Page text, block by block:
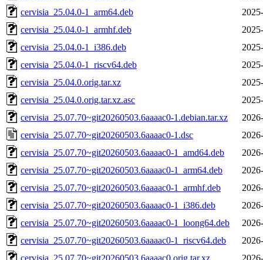
cervisia_25.04.0-1_arm64.deb
cervisia_25.04.0-1_armhf.deb
cervisia_25.04.0-1_i386.deb
cervisia_25.04.0-1_riscv64.deb
cervisia_25.04.0.orig.tar.xz
cervisia_25.04.0.orig.tar.xz.asc
cervisia_25.07.70~git20260503.6aaaac0-1.debian.tar.xz
cervisia_25.07.70~git20260503.6aaaac0-1.dsc
cervisia_25.07.70~git20260503.6aaaac0-1_amd64.deb
cervisia_25.07.70~git20260503.6aaaac0-1_arm64.deb
cervisia_25.07.70~git20260503.6aaaac0-1_armhf.deb
cervisia_25.07.70~git20260503.6aaaac0-1_i386.deb
cervisia_25.07.70~git20260503.6aaaac0-1_loong64.deb
cervisia_25.07.70~git20260503.6aaaac0-1_riscv64.deb
cervisia_25.07.70~git20260503.6aaaac0.orig.tar.xz